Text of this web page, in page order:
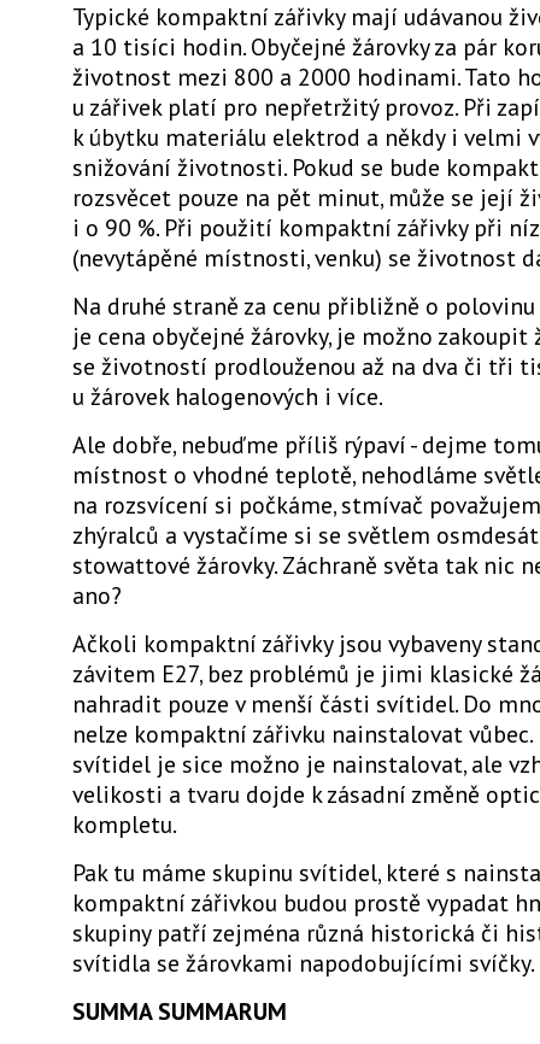
Typické kompaktní zářivky mají udávanou
a 10 tisíci hodin. Obyčejné žárovky za pár
životnost mezi 800 a 2000 hodinami. Tato
u zářivek platí pro nepřetržitý provoz. Při
k úbytku materiálu elektrod a někdy i velmi
snižování životnosti. Pokud se bude
rozsvěcet pouze na pět minut, může se její
i o 90 %. Při použití kompaktní zářivky při
(nevytápěné místnosti, venku) se životnost
Na druhé straně za cenu přibližně o polovinu
je cena obyčejné žárovky, je možno zakoupit
se životností prodlouženou až na dva či tři
u žárovek halogenových i více.
Ale dobře, nebuďme příliš rýpaví - dejme
místnost o vhodné teplotě, nehodláme
na rozsvícení si počkáme, stmívač
zhýralců a vystačíme si se světlem
stowattové žárovky. Záchraně světa tak nic
ano?
Ačkoli kompaktní zářivky jsou vybaveny
závitem E27, bez problémů je jimi klasické
nahradit pouze v menší části svítidel. Do
nelze kompaktní zářivku nainstalovat vůbec.
svítidel je sice možno je nainstalovat, ale
velikosti a tvaru dojde k zásadní změně
kompletu.
Pak tu máme skupinu svítidel, které s
kompaktní zářivkou budou prostě vypadat
skupiny patří zejména různá historická či
svítidla se žárovkami napodobujícími svíčky.
SUMMA SUMMARUM